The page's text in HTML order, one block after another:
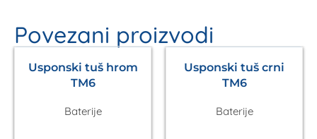
Povezani proizvodi
Usponski tuš hrom
TM6
Baterije
Usponski tuš crni
TM6
Baterije